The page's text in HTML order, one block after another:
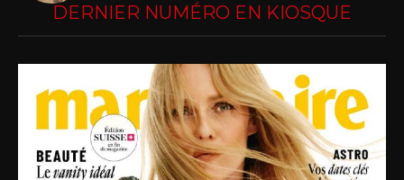
DERNIER NUMÉRO EN KIOSQUE